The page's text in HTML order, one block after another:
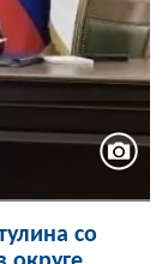
со